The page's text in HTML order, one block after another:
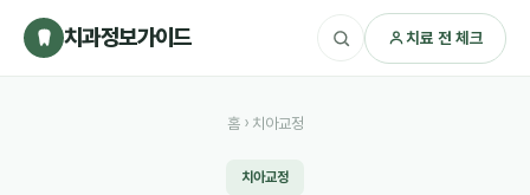
치과정보가이드 치료 전 체크
홈› 치아교정
치아교정